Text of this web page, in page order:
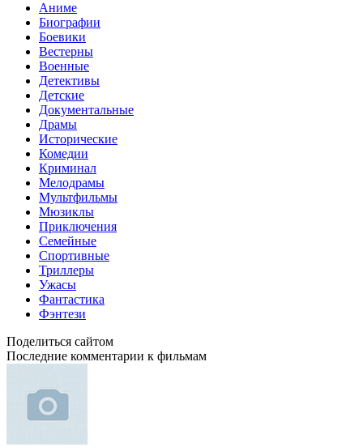
Аниме
Биографии
Боевики
Вестерны
Военные
Детективы
Детские
Документальные
Драмы
Исторические
Комедии
Криминал
Мелодрамы
Мультфильмы
Мюзиклы
Приключения
Семейные
Спортивные
Триллеры
Ужасы
Фантастика
Фэнтези
Поделиться сайтом
Последние комментарии к фильмам